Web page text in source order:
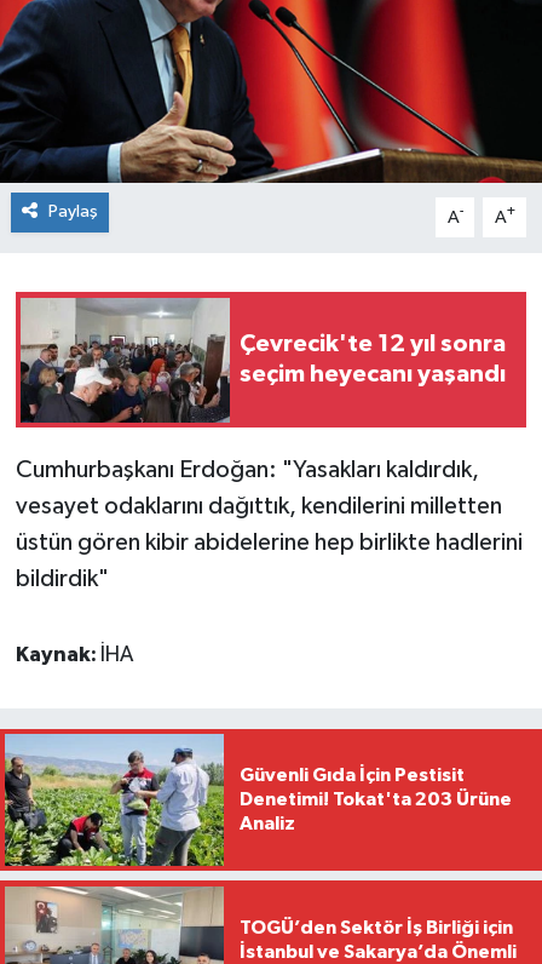
Paylaş A- A+
Çevrecik'te 12 yıl sonra
seçim heyecanı yaşandı
Cumhurbaşkanı Erdoğan: "Yasakları kaldırdık,
vesayet odaklarını dağıttık, kendilerini milletten
üstün gören kibir abidelerine hep birlikte hadlerini
bildirdik"
Kaynak: İHA
Güvenli Gıda İçin Pestisit
Denetimi! Tokat'ta 203 Ürüne
Analiz
TOGÜ’den Sektör İş Birliği için
İstanbul ve Sakarya’da Önemli